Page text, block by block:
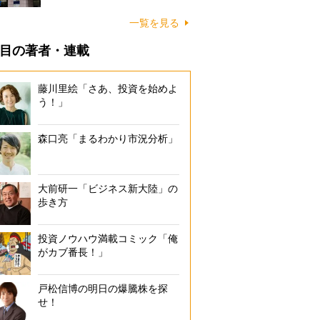
一覧を見る
の著者・連載
藤川里絵「さあ、投資を始めよ
う！」
森口亮「まるわかり市況分析」
大前研一「ビジネス新大陸」の
歩き方
投資ノウハウ満載コミック「俺
がカブ番長！」
戸松信博の明日の爆騰株を探
せ！